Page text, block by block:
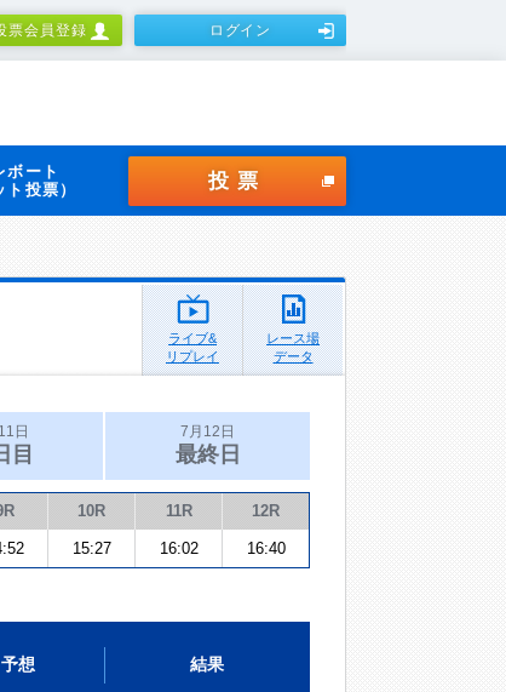
票会員登録 ログイン
ボート
ト投票）
投票
ライブ&
リプレイ
レース場
データ
日
目
7月12日
最終日
10R 11R 12R
15:27 16:02 16:40
想 結果